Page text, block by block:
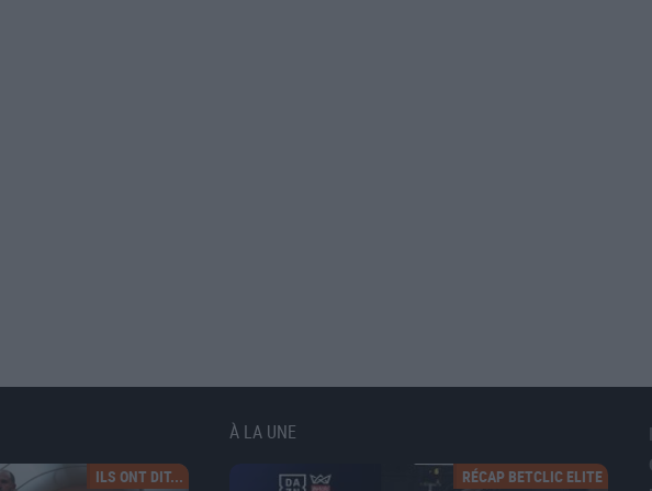
ILS ONT DIT...
À LA UNE
RÉCAP BETCLIC ELITE